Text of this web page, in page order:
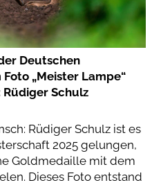
Deutschen
„Meister Lampe“
Schulz
Rüdiger Schulz ist es
2025 gelungen,
Goldmedaille mit dem
Dieses Foto entstand